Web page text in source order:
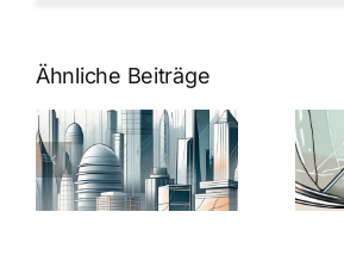
Ähnliche Beiträge
5 Gründe,
warum
Nanoversiegelung
auf Glas